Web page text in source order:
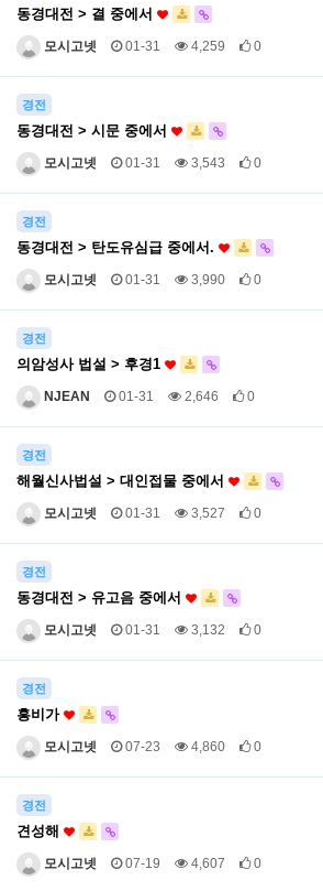
동경대전 > 결 중에서
모시고넷 01-31 4,259 0
경전
동경대전 > 시문 중에서
모시고넷 01-31 3,543 0
경전
동경대전 > 탄도유심급 중에서.
모시고넷 01-31 3,990 0
경전
의암성사 법설 > 후경1
NJEAN 01-31 2,646 0
경전
해월신사법설 > 대인접물 중에서
모시고넷 01-31 3,527 0
경전
동경대전 > 유고음 중에서
모시고넷 01-31 3,132 0
경전
흥비가
모시고넷 07-23 4,860 0
경전
견성해
모시고넷 07-19 4,607 0